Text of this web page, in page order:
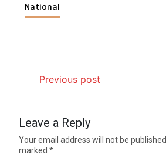
National
Previous post
Leave a Reply
Your email address will not be published.
marked*